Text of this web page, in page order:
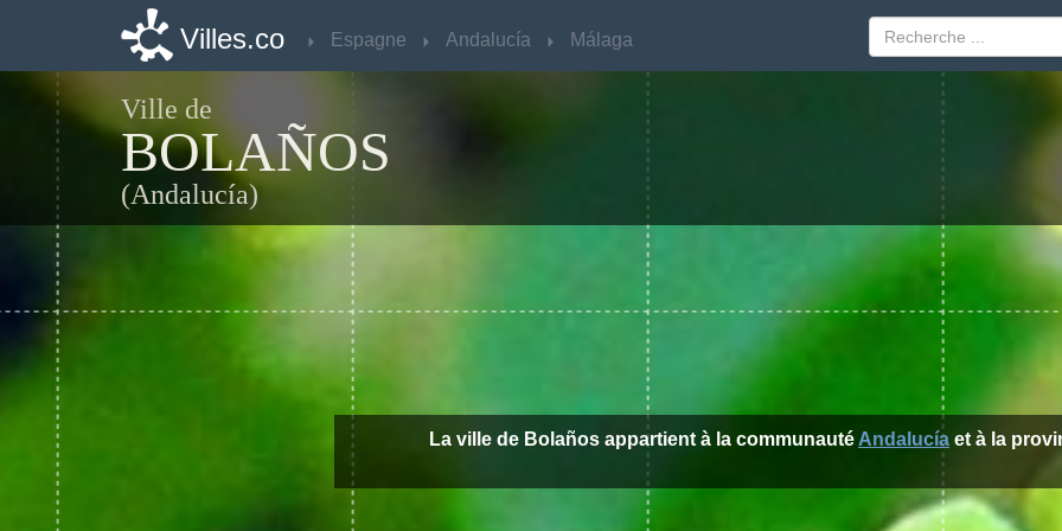
Villes.co Espagne Andalucía Málaga
Ville de
BOLAÑOS
(Andalucía)
La ville de Bolaños appartient à la communauté Andalucía et à la
Villes.co Espagne Andalucía Málaga